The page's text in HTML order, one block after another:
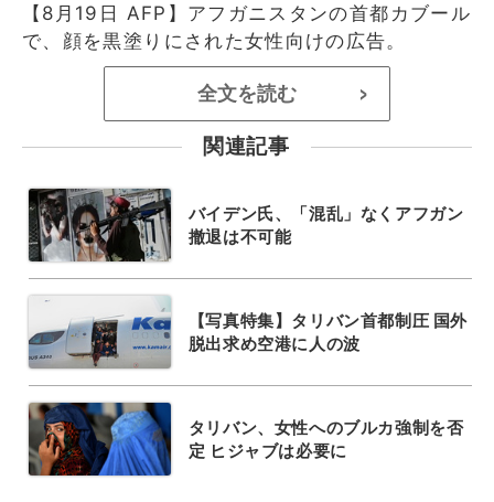
【8月19日 AFP】アフガニスタンの首都カブール
で、顔を黒塗りにされた女性向けの広告。
全文を読む >
関連記事
バイデン氏、「混乱」なくアフガン
撤退は不可能
【写真特集】タリバン首都制圧 国外
脱出求め空港に人の波
タリバン、女性へのブルカ強制を否
定 ヒジャブは必要に